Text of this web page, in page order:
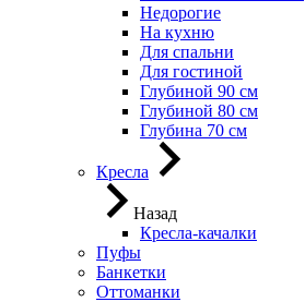
Недорогие
На кухню
Для спальни
Для гостиной
Глубиной 90 см
Глубиной 80 см
Глубина 70 см
Кресла
Назад
Кресла-качалки
Пуфы
Банкетки
Оттоманки